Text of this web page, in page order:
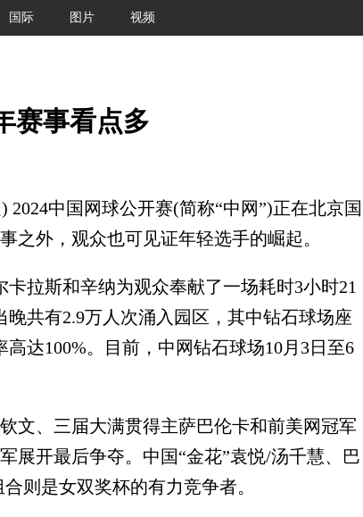
国际 图片 视频
赛事看点多
中国网球公开赛(简称“中网”)正在北京国
之外，观众也可见证年轻选手的崛起。
拉斯和辛纳为观众奉献了一场耗时3小时21
共有2.9万人次涌入园区，其中钻石球场座
达100%。目前，中网钻石球场10月3日至6
文、三届大满贯得主萨巴伦卡和前美网冠军
展开最后争夺。中国“金花”袁悦/汤千慧、巴
则是女双奖杯的有力竞争者。